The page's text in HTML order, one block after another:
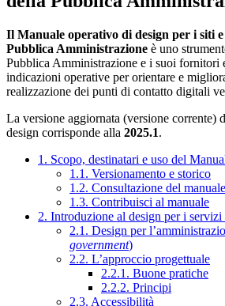
Il Manuale operativo di design per i siti
Pubblica Amministrazione è uno
Pubblica Amministrazione e i suoi fornitori
indicazioni operative per orientare e
realizzazione dei punti di contatto digitali
La versione aggiornata (versione corrente)
design corrisponde alla 2025.1.
1. Scopo, destinatari e uso del
1.1. Versionamento e storico
1.2. Consultazione del manuale
1.3. Contribuisci al manuale
2. Introduzione al design per i
2.1. Design per
government)
2.2. L’approccio progettuale
2.2.1. Buone pratiche
2.2.2. Principi
2.3. Accessibilità